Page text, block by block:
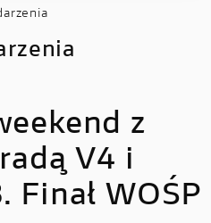
z
V4 i
Finał WOŚP